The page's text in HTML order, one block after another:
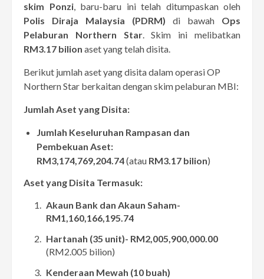
skim Ponzi, baru-baru ini telah ditumpaskan oleh
Polis Diraja Malaysia (PDRM) di bawah Ops
Pelaburan Northern Star. Skim ini melibatkan
RM3.17 bilion aset yang telah disita.
Berikut jumlah aset yang disita dalam operasi OP
Northern Star berkaitan dengan skim pelaburan MBI:
Jumlah Aset yang Disita:
Jumlah Keseluruhan Rampasan dan
Pembekuan Aset:
RM3,174,769,204.74(atau RM3.17 bilion)
Aset yang Disita Termasuk:
Akaun Bank dan Akaun Saham-
RM1,160,166,195.74
Hartanah (35 unit)- RM2,005,900,000.00
(RM2.005 bilion)
Kenderaan Mewah (10 buah)